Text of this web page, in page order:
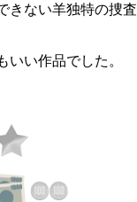
きない羊独特の捜査
いい作品でした。